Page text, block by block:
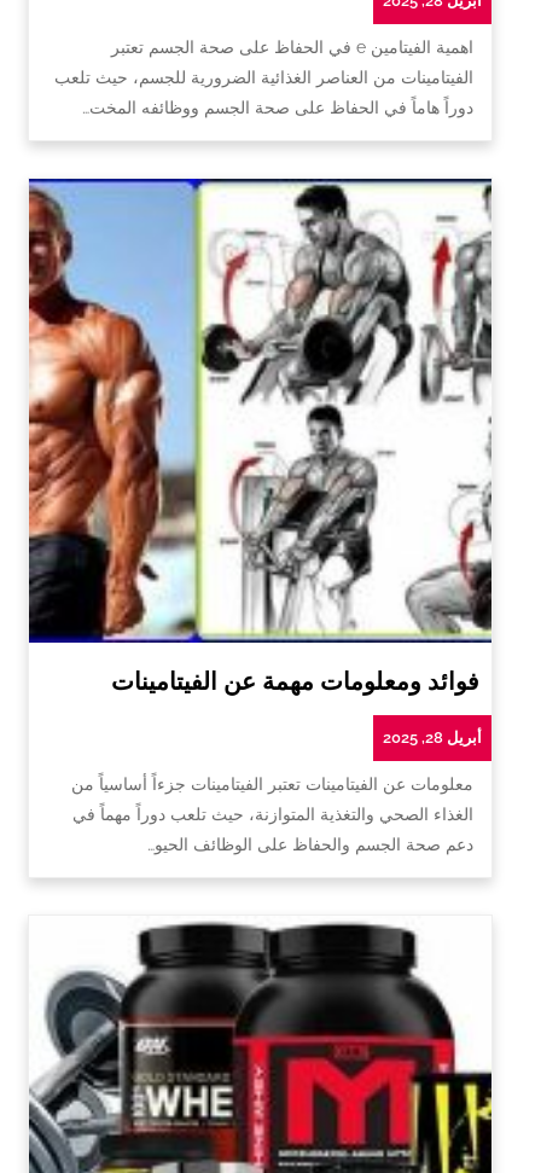
اهمية الفيتامين e في الحفاظ على صحة الجسم تعتبر
الفيتامينات من العناصر الغذائية الضرورية للجسم، حيث تلعب
دوراً هاماً في الحفاظ على صحة الجسم ووظائفه المخت…
فوائد ومعلومات مهمة عن الفيتامينات
أبريل 28, 2025
معلومات عن الفيتامينات تعتبر الفيتامينات جزءاً أساسياً من
الغذاء الصحي والتغذية المتوازنة، حيث تلعب دوراً مهماً في
دعم صحة الجسم والحفاظ على الوظائف الحيو…